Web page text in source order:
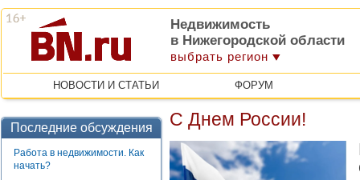
Недвижимость
в Нижегородской области
выбрать регион
НОВОСТИ И СТАТЬИ ФОРУМ
Последние обсуждения
Работа в недвижимости. Как
начать?
С Днем России!